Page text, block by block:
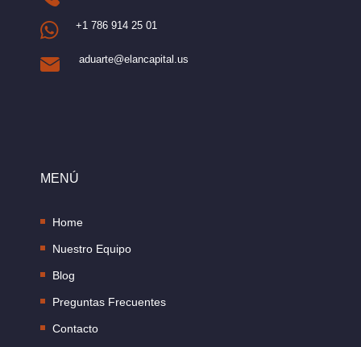
+1 786 914 25 01
aduarte@elancapital.us
MENÚ
Home
Nuestro Equipo
Blog
Preguntas Frecuentes
Contacto